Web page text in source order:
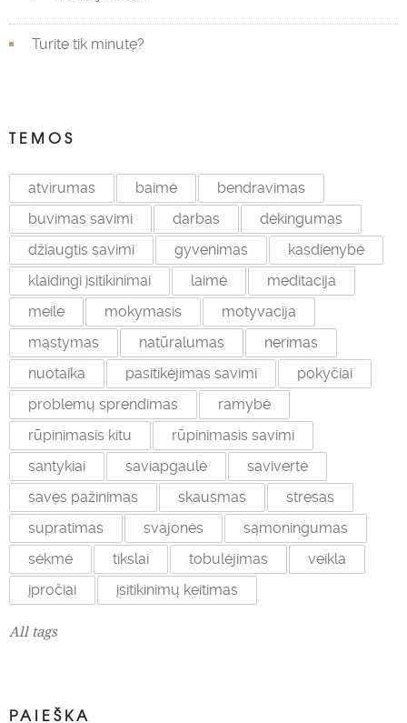
Turite tik minutę?
TEMOS
atvirumas baimė
bendravimas
buvimas savimi
darbas
dėkingumas
džiaugtis savimi
gyvenimas
kasdienybė
klaidingi įsitikinimai
laimė
meditacija
meilė
mokymasis
motyvacija
mąstymas
natūralumas
nerimas
nuotaika
pasitikėjimas savimi
pokyčiai
problemų sprendimas
ramybė
rūpinimasis kitu
rūpinimasis savimi
santykiai
saviapgaulė
savivertė
savęs pažinimas
skausmas
stresas
supratimas
svajonės
sąmoningumas
sėkmė
tikslai tobulėjimas
veikla
įpročiai
įsitikinimų keitimas
All tags
PAIEŠKA